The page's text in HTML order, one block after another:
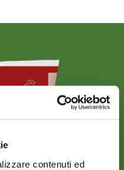
contenuti ed